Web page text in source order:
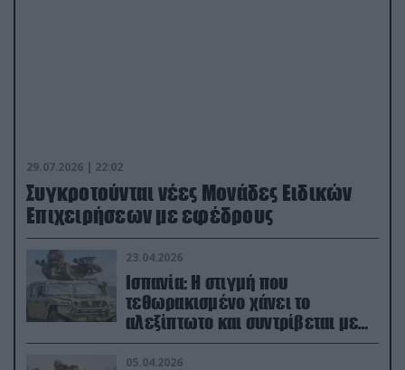
29.07.2026 | 22:02
Συγκροτούνται νέες Μονάδες Ειδικών
Επιχειρήσεων με εφέδρους
23.04.2026
Ισπανία: Η στιγμή που
τεθωρακισμένο χάνει το
αλεξίπτωτο και συντρίβεται με
ορμή στο έδαφος (βίντεο)
05.04.2026